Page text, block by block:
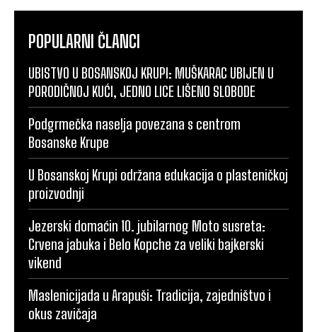
POPULARNI ČLANCI
UBISTVO U BOSANSKOJ KRUPI: MUŠKARAC UBIJEN U
PORODIČNOJ KUĆI, JEDNO LICE LIŠENO SLOBODE
Podgrmečka naselja povezana s centrom
Bosanske Krupe
U Bosanskoj Krupi održana edukacija o plasteničkoj
proizvodnji
Jezerski domaćin 10. jubilarnog Moto susreta:
Crvena jabuka i Belo Kopche za veliki bajkerski
vikend
Maslenicijada u Arapuši: Tradicija, zajedništvo i
okus zavičaja